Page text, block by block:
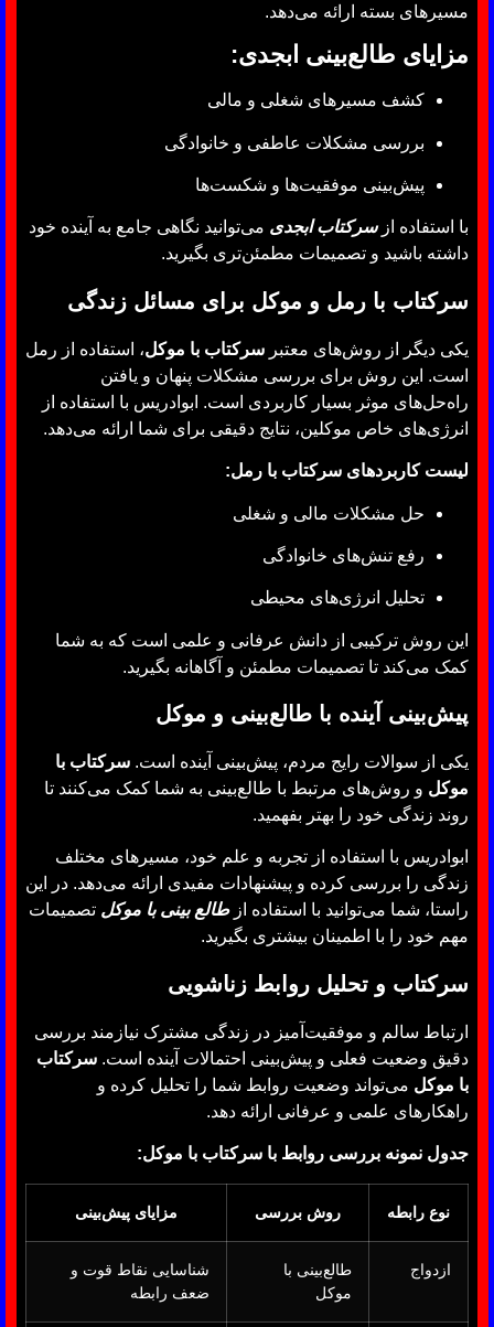
مسیرهای بسته ارائه می‌دهد.
مزایای طالع‌بینی ابجدی:
کشف مسیرهای شغلی و مالی
بررسی مشکلات عاطفی و خانوادگی
پیش‌بینی موفقیت‌ها و شکست‌ها
با استفاده ازسرکتاب ابجدی می‌توانید نگاهی جامع به آینده خود
داشته باشید و تصمیمات مطمئن‌تری بگیرید.
سرکتاب با رمل و موکل برای مسائل زندگی
یکی دیگر از روش‌های معتبر سرکتاب با موکل، استفاده از رمل
است. این روش برای بررسی مشکلات پنهان و یافتن
راه‌حل‌های موثر بسیار کاربردی است. ابوادریس با استفاده از
انرژی‌های خاص موکلین، نتایج دقیقی برای شما ارائه می‌دهد.
لیست کاربردهای سرکتاب با رمل:
حل مشکلات مالی و شغلی
رفع تنش‌های خانوادگی
تحلیل انرژی‌های محیطی
این روش ترکیبی از دانش عرفانی و علمی است که به شما
کمک می‌کند تا تصمیمات مطمئن و آگاهانه بگیرید.
پیش‌بینی آینده با طالع‌بینی و موکل
یکی از سوالات رایج مردم، پیش‌بینی آینده است. سرکتاب با
موکل و روش‌های مرتبط با طالع‌بینی به شما کمک می‌کنند تا
روند زندگی خود را بهتر بفهمید.
ابوادریس با استفاده از تجربه و علم خود، مسیرهای مختلف
زندگی را بررسی کرده و پیشنهادات مفیدی ارائه می‌دهد. در این
راستا، شما می‌توانید با استفاده ازطالع بینی با موکل تصمیمات
مهم خود را با اطمینان بیشتری بگیرید.
سرکتاب و تحلیل روابط زناشویی
ارتباط سالم و موفقیت‌آمیز در زندگی مشترک نیازمند بررسی
دقیق وضعیت فعلی و پیش‌بینی احتمالات آینده است. سرکتاب
با موکل می‌تواند وضعیت روابط شما را تحلیل کرده و
راهکارهای علمی و عرفانی ارائه دهد.
جدول نمونه بررسی روابط با سرکتاب با موکل:
نوع رابطه روش بررسی مزایای پیش‌بینی
ازدواج
طالع‌بینی با
موکل
شناسایی نقاط قوت و
ضعف رابطه